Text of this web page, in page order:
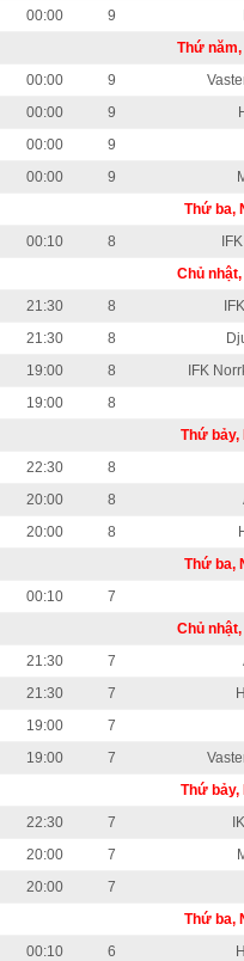
00:00
9
Thứ
00:00
9
00:00
9
00:00
9
00:00
9
Thứ ba,
00:10
8
Chủ
21:30
8
21:30
8
19:00
8 IFK
19:00
8
Thứ bảy,
22:30
8
20:00
8
20:00
8
Thứ ba,
00:10
7
Chủ
21:30
7
21:30
7
19:00
7
19:00
7
Thứ bảy,
22:30
7
20:00
7
20:00
7
Thứ ba,
00:10
6